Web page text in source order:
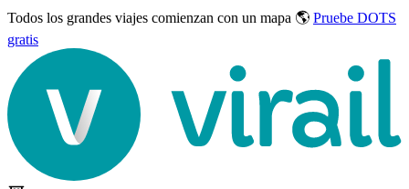
Todos los grandes viajes comienzan con un mapa 🌎 Pruebe DOTS
gratis